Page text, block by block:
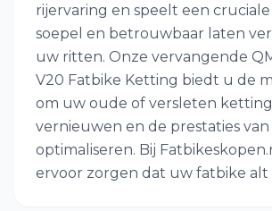
rijervaring en speelt een
soepel en betrouwbaar laten
uw ritten. Onze vervangende
V20 Fatbike Ketting biedt u de
om uw oude of versleten
vernieuwen en de prestaties
optimaliseren. Bij
ervoor zorgen dat uw fatbike alt